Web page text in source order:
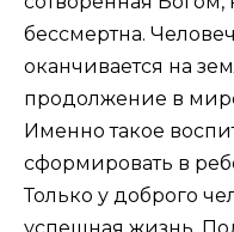
бессмертна.
оканчивается на
продолжение в
Именно такое
сформировать в
Только у доброго